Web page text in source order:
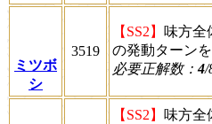
ミツボ
シ
3519
【SS2】 味方全
の発動ターン
必要正解数：4/
【SS2】 味方全